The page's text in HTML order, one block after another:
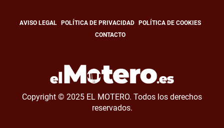
AVISO LEGAL POLÍTICA DE PRIVACIDAD
POLÍTICA DE COOKIES
CONTACTO
Copyright © 2025 EL MOTERO. Todos los derechos
reservados.